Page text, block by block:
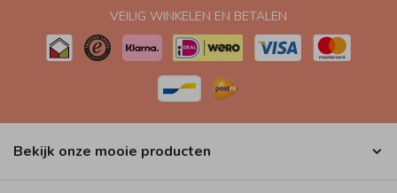
VEILIG WINKELEN EN BETALEN
Bekijk onze mooie producten